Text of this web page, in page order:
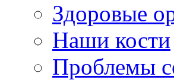
Здоровые
Наши кости
Проблемы